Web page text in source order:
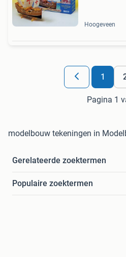
Hoogeveen
1
Pagina 1
modelbouw tekeningen in
Gerelateerde zoektermen
Populaire zoektermen